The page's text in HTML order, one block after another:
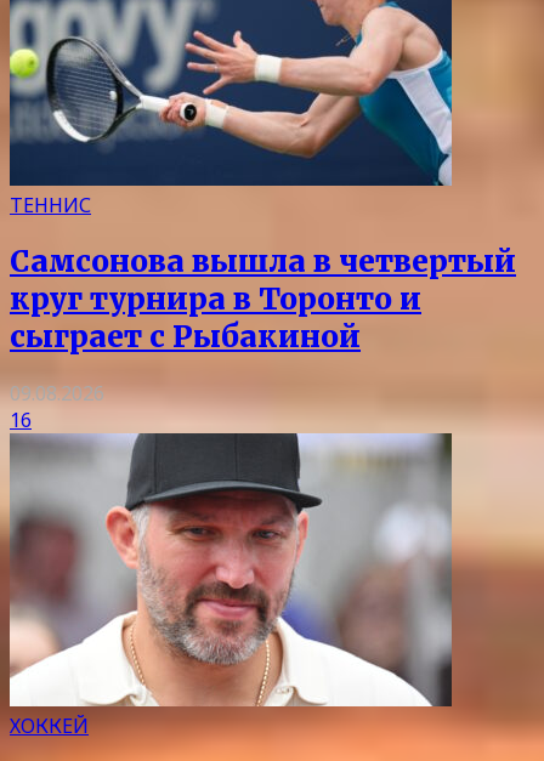
ТЕННИС
Самсонова вышла в четвертый
круг турнира в Торонто и
сыграет с Рыбакиной
09.08.2026
16
ХОККЕЙ